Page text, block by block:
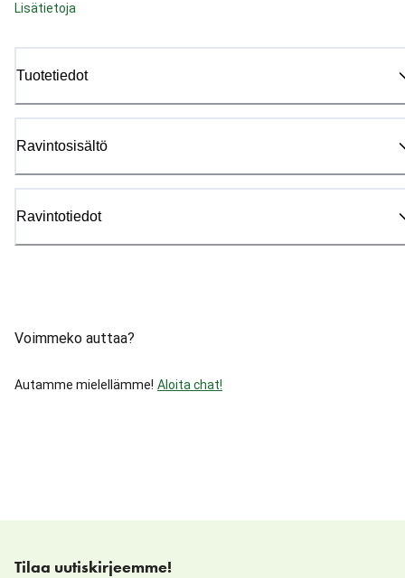
Lisätietoja
Tuotetiedot
Ravintosisältö
Ravintotiedot
Voimmeko auttaa?
Autamme mielellämme! Aloita chat!
Tilaa uutiskirjeemme!